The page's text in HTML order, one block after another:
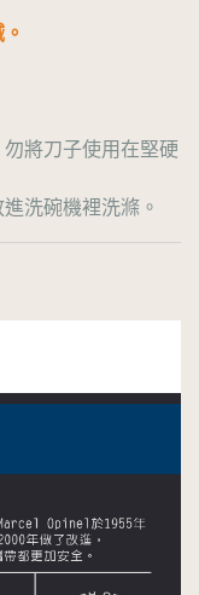
將刀子使用在堅硬
洗碗機裡洗滌。